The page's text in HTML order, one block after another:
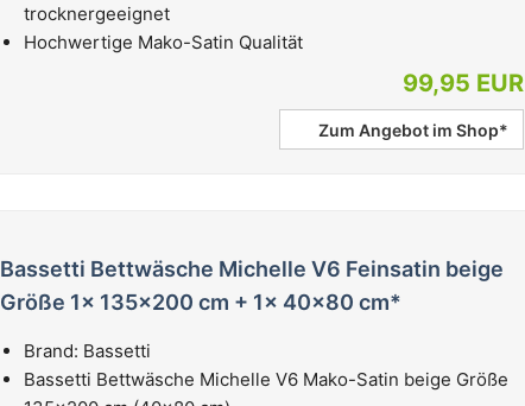
trocknergeeignet
Hochwertige Mako-Satin Qualität
99,95 EUR
Zum Angebot im Shop*
Bassetti Bettwäsche Michelle V6 Feinsatin beige
Größe 1x 135x200 cm + 1x 40x80 cm*
Brand: Bassetti
Bassetti Bettwäsche Michelle V6 Mako-Satin beige Größe